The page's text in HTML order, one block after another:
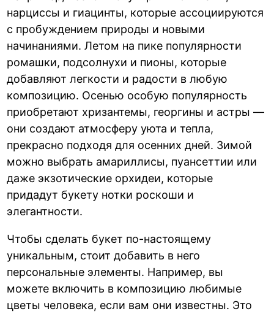
нарциссы и гиацинты, которые ассоциируются
с пробуждением природы и новыми
начинаниями. Летом на пике популярности
ромашки, подсолнухи и пионы, которые
добавляют легкости и радости в любую
композицию. Осенью особую популярность
приобретают хризантемы, георгины и астры —
они создают атмосферу уюта и тепла,
прекрасно подходя для осенних дней. Зимой
можно выбрать амариллисы, пуансеттии или
даже экзотические орхидеи, которые
придадут букету нотки роскоши и
элегантности.
Чтобы сделать букет по-настоящему
уникальным, стоит добавить в него
персональные элементы. Например, вы
можете включить в композицию любимые
цветы человека, если вам они известны. Это